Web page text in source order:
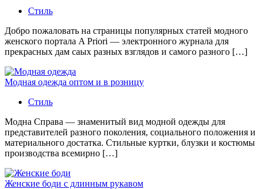
Стиль
Добро пожаловать на страницы популярных статей модного
женского портала A Priori — электронного журнала для
прекрасных дам саых разных взглядов и самого разного […]
Модная одежда оптом и в розницу
Стиль
Модна Справа — знаменитый вид модной одежды для
представителей разного поколения, социального положения и
материального достатка. Стильные куртки, блузки и костюмы
производства всемирно […]
Женские боди с длинным рукавом